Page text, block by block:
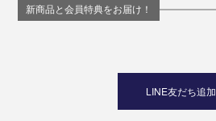
新商品と会員特典をお届け！
LINE友だち追加